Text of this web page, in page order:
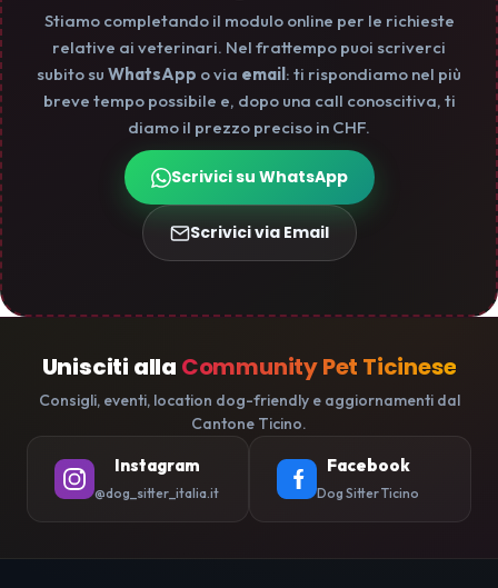
Stiamo completando il modulo online per le richieste
relative ai veterinari. Nel frattempo puoi scriverci
subito su WhatsApp o via email : ti rispondiamo nel più
breve tempo possibile e, dopo una call conoscitiva, ti
diamo il prezzo preciso in CHF.
Scrivici su WhatsApp
Scrivici via Email
Unisciti alla Community Pet Ticinese
Consigli, eventi, location dog-friendly e aggiornamenti dal
Cantone Ticino.
Instagram
@dog_sitter_italia.it
Facebook
Dog Sitter Ticino